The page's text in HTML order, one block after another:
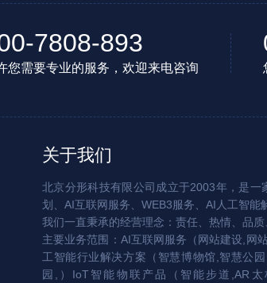
7808-893
您需要专业的服务，欢迎来电咨询
关于我们
北京分形科技有限公司成立于2003年，是
划、AI互联网服务、WEB3服务、AI人工智能
我们一直秉承的经营理念：责任、热情、品质
主要业务范围：AI互联网服务（网站建设,网
工智能行业解决方案（智慧博物馆,智慧公
园,）IoT智能物联产品（智能步道,AR